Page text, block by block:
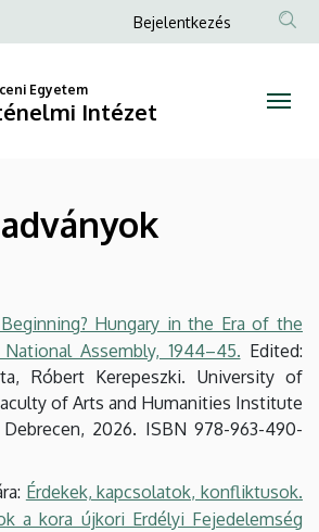
Anonim
menüje
Bejelentkezés
Egyetem
Intézet
Hungary in the Era of the
Assembly, 1944–45. Edited:
Róbert Kerepeszki. University of
of Arts and Humanities Institute
2026. ISBN 978-963-490-
Érdekek, kapcsolatok, konfliktusok.
a kora újkori Erdélyi Fejedelemség